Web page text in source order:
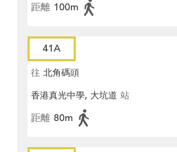
距離 100m
41A
往 北角碼頭
香港真光中學, 大坑道 站
距離 80m